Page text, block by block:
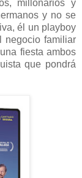
millonarios y
y no se
él un playboy
negocio familiar
fiesta ambos
que pondrá